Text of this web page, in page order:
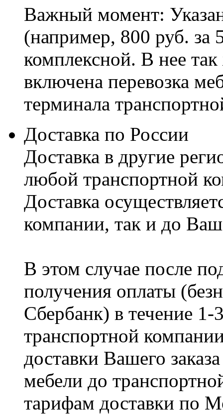
Важный момент:
(например, 800 руб. за
комплексной. В нее
включена перевозка
терминала
Доставка по России
Доставка в другие
любой транспортной
Доставка
компании, так и до
В этом случае после
получения оплаты
Сбербанк) в течение
транспортной
доставки Вашего
мебели до
тарифам доставки по